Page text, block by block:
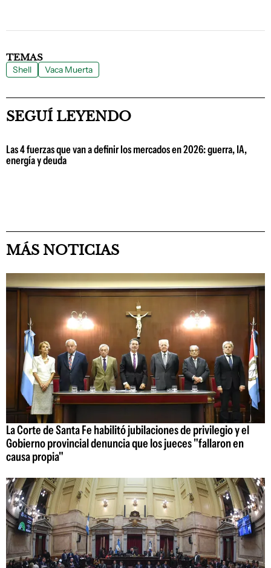
TEMAS
Shell Vaca Muerta
SEGUÍ LEYENDO
Las 4 fuerzas que van a definir los mercados en 2026: guerra, IA,
energía y deuda
MÁS NOTICIAS
La Corte de Santa Fe habilitó jubilaciones de privilegio y el
Gobierno provincial denuncia que los jueces "fallaron en
causa propia"